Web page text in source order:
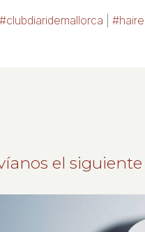
#clubdiaridemallorca |
el